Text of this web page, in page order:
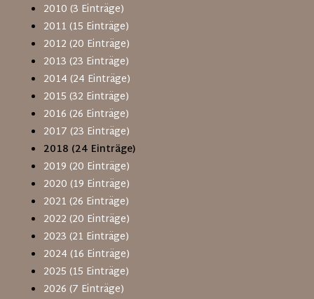
2010 (3 Einträge)
2011 (15 Einträge)
2012 (20 Einträge)
2013 (23 Einträge)
2014 (24 Einträge)
2015 (32 Einträge)
2016 (26 Einträge)
2017 (23 Einträge)
2018 (24 Einträge)
2019 (20 Einträge)
2020 (19 Einträge)
2021 (26 Einträge)
2022 (20 Einträge)
2023 (21 Einträge)
2024 (16 Einträge)
2025 (15 Einträge)
2026 (7 Einträge)